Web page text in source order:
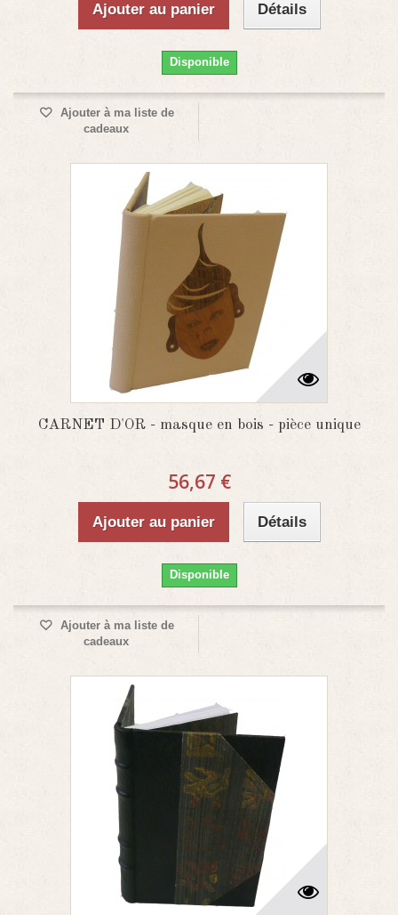
Ajouter au panier Détails
Disponible
Ajouter à ma liste de
cadeaux
CARNET D'OR - masque en bois - pièce unique
56,67 €
Ajouter au panier Détails
Disponible
Ajouter à ma liste de
cadeaux